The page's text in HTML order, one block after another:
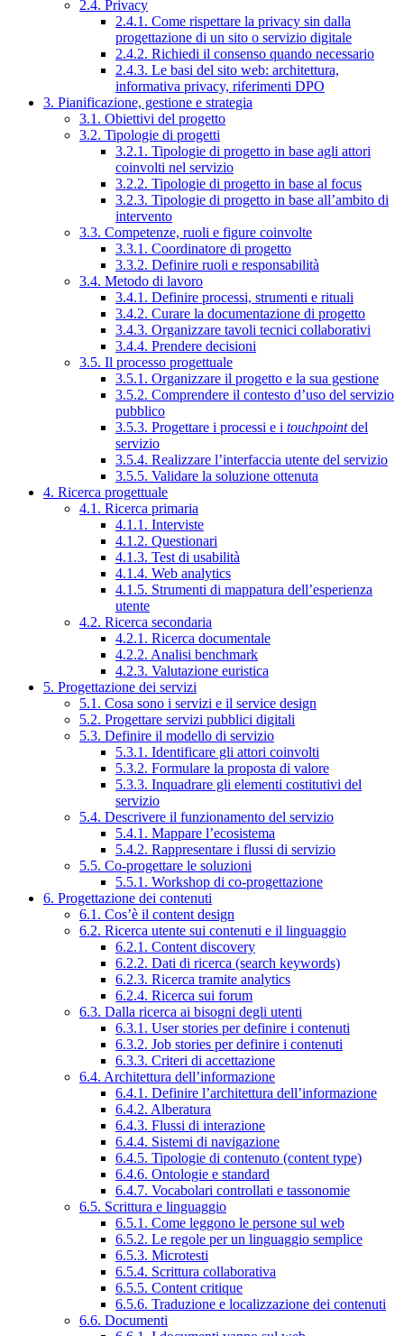
2.4. Privacy
2.4.1. Come rispettare la privacy sin dalla
progettazione di un sito o servizio digitale
2.4.2. Richiedi il consenso quando necessario
2.4.3. Le basi del sito web: architettura,
informativa privacy, riferimenti DPO
3. Pianificazione, gestione e strategia
3.1. Obiettivi del progetto
3.2. Tipologie di progetti
3.2.1. Tipologie di progetto in base agli attori
coinvolti nel servizio
3.2.2. Tipologie di progetto in base al focus
3.2.3. Tipologie di progetto in base all’ambito di
intervento
3.3. Competenze, ruoli e figure coinvolte
3.3.1. Coordinatore di progetto
3.3.2. Definire ruoli e responsabilità
3.4. Metodo di lavoro
3.4.1. Definire processi, strumenti e rituali
3.4.2. Curare la documentazione di progetto
3.4.3. Organizzare tavoli tecnici collaborativi
3.4.4. Prendere decisioni
3.5. Il processo progettuale
3.5.1. Organizzare il progetto e la sua gestione
3.5.2. Comprendere il contesto d’uso del servizio
pubblico
3.5.3. Progettare i processi e i touchpointdel
servizio
3.5.4. Realizzare l’interfaccia utente del servizio
3.5.5. Validare la soluzione ottenuta
4. Ricerca progettuale
4.1. Ricerca primaria
4.1.1. Interviste
4.1.2. Questionari
4.1.3. Test di usabilità
4.1.4. Web analytics
4.1.5. Strumenti di mappatura dell’esperienza
utente
4.2. Ricerca secondaria
4.2.1. Ricerca documentale
4.2.2. Analisi benchmark
4.2.3. Valutazione euristica
5. Progettazione dei servizi
5.1. Cosa sono i servizi e il service design
5.2. Progettare servizi pubblici digitali
5.3. Definire il modello di servizio
5.3.1. Identificare gli attori coinvolti
5.3.2. Formulare la proposta di valore
5.3.3. Inquadrare gli elementi costitutivi del
servizio
5.4. Descrivere il funzionamento del servizio
5.4.1. Mappare l’ecosistema
5.4.2. Rappresentare i flussi di servizio
5.5. Co-progettare le soluzioni
5.5.1. Workshop di co-progettazione
6. Progettazione dei contenuti
6.1. Cos’è il content design
6.2. Ricerca utente sui contenuti e il linguaggio
6.2.1. Content discovery
6.2.2. Dati di ricerca (search keywords)
6.2.3. Ricerca tramite analytics
6.2.4. Ricerca sui forum
6.3. Dalla ricerca ai bisogni degli utenti
6.3.1. User stories per definire i contenuti
6.3.2. Job stories per definire i contenuti
6.3.3. Criteri di accettazione
6.4. Architettura dell’informazione
6.4.1. Definire l’architettura dell’informazione
6.4.2. Alberatura
6.4.3. Flussi di interazione
6.4.4. Sistemi di navigazione
6.4.5. Tipologie di contenuto (content type)
6.4.6. Ontologie e standard
6.4.7. Vocabolari controllati e tassonomie
6.5. Scrittura e linguaggio
6.5.1. Come leggono le persone sul web
6.5.2. Le regole per un linguaggio semplice
6.5.3. Microtesti
6.5.4. Scrittura collaborativa
6.5.5. Content critique
6.5.6. Traduzione e localizzazione dei contenuti
6.6. Documenti